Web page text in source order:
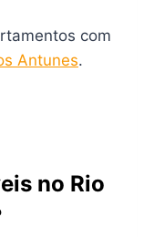
com
Antunes.
no Rio